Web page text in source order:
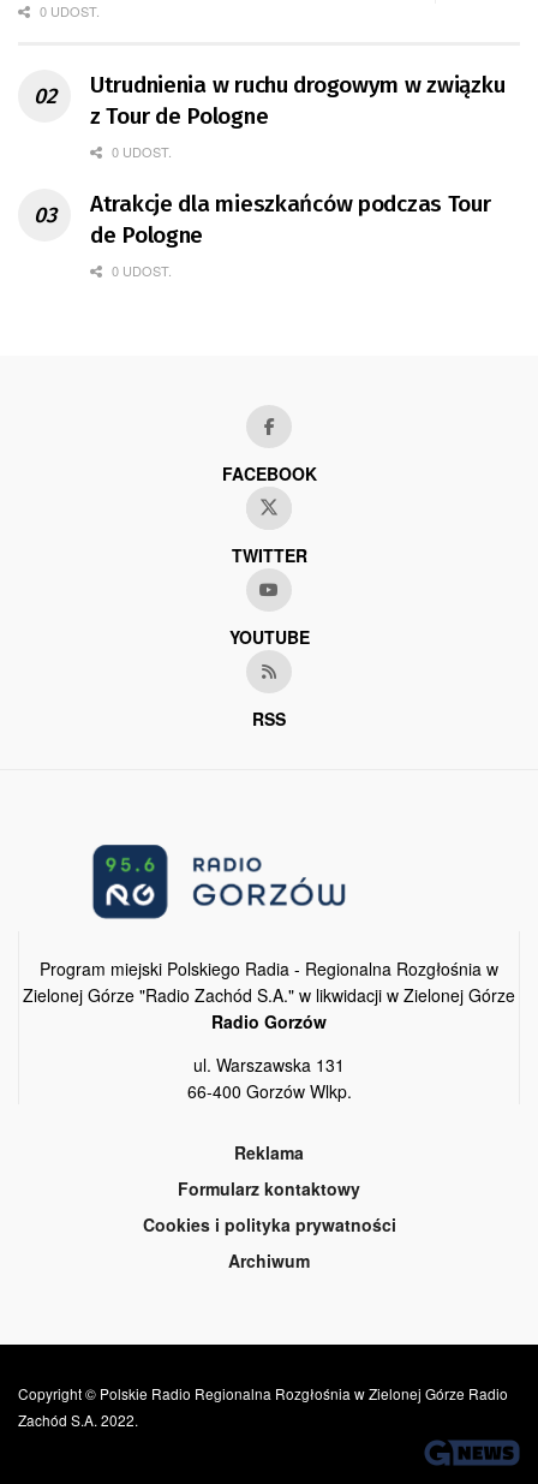
0 UDOST.
Utrudnienia w ruchu drogowym w związku
z Tour de Pologne
0 UDOST.
Atrakcje dla mieszkańców podczas Tour
de Pologne
0 UDOST.
FACEBOOK
TWITTER
YOUTUBE
RSS
Program miejski Polskiego Radia - Regionalna Rozgłośnia w
Zielonej Górze "Radio Zachód S.A." w likwidacji w Zielonej Górze
Radio Gorzów
ul. Warszawska 131
66-400 Gorzów Wlkp.
Reklama
Formularz kontaktowy
Cookies i polityka prywatności
Archiwum
Copyright © Polskie Radio Regionalna Rozgłośnia w Zielonej Górze Radio
Zachód S.A. 2022.